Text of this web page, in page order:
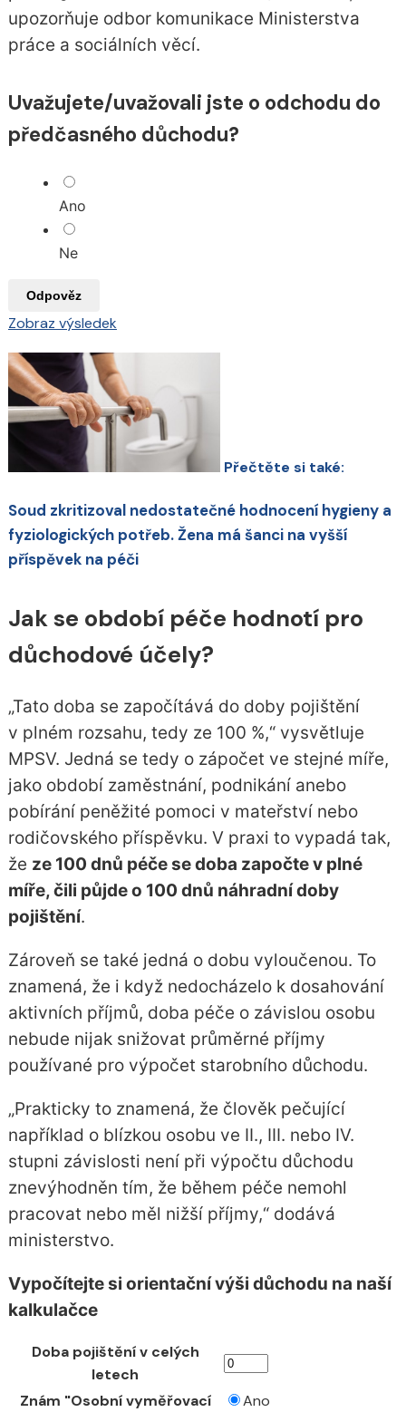
upozorňuje odbor komunikace Ministerstva
práce a sociálních věcí.
Uvažujete/uvažovali jste o odchodu do
předčasného důchodu?
Ano
Ne
Odpověz
Zobraz výsledek
Přečtěte si také:
Soud zkritizoval nedostatečné hodnocení hygieny a
fyziologických potřeb. Žena má šanci na vyšší
příspěvek na péči
Jak se období péče hodnotí pro
důchodové účely?
„Tato doba se započítává do doby pojištění
v plném rozsahu, tedy ze 100 %,“ vysvětluje
MPSV. Jedná se tedy o zápočet ve stejné míře,
jako období zaměstnání, podnikání anebo
pobírání peněžité pomoci v mateřství nebo
rodičovského příspěvku. V praxi to vypadá tak,
že ze 100 dnů péče se doba započte v plné
míře, čili půjde o 100 dnů náhradní doby
pojištění.
Zároveň se také jedná o dobu vyloučenou. To
znamená, že i když nedocházelo k dosahování
aktivních příjmů, doba péče o závislou osobu
nebude nijak snižovat průměrné příjmy
používané pro výpočet starobního důchodu.
„Prakticky to znamená, že člověk pečující
například o blízkou osobu ve II., III. nebo IV.
stupni závislosti není při výpočtu důchodu
znevýhodněn tím, že během péče nemohl
pracovat nebo měl nižší příjmy,“ dodává
ministerstvo.
Vypočítejte si orientační výši důchodu na naší
kalkulačce
Doba pojištění v celých
letech
Znám "Osobní vyměřovací
Ano